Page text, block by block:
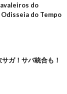
do
do Tempo
ガ！サバ統合も！